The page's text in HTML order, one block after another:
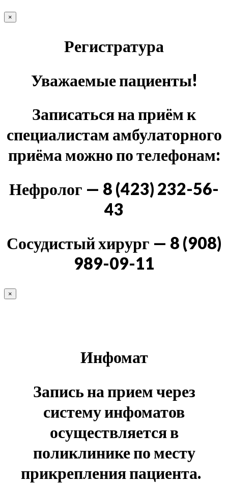
×
Регистратура
Уважаемые пациенты!
Записаться на приём к
специалистам амбулаторного
приёма можно по телефонам:
Нефролог — 8 (423) 232-56-
43
Сосудистый хирург — 8 (908)
989-09-11
×
Инфомат
Запись на прием через
систему инфоматов
осуществляется в
поликлинике по месту
прикрепления пациента.